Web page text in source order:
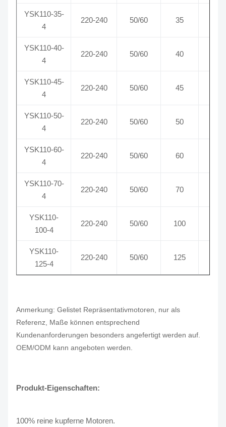
YSK110-35-
4
220-240 50/60 35
YSK110-40-
4
220-240 50/60 40
YSK110-45-
4
220-240 50/60 45
YSK110-50-
4
220-240 50/60 50
YSK110-60-
4
220-240 50/60 60
YSK110-70-
4
220-240 50/60 70
YSK110-
100-4
220-240 50/60 100
YSK110-
125-4
220-240 50/60 125
Anmerkung: Gelistet Repräsentativmotoren, nur als
Referenz, Maße können entsprechend
Kundenanforderungen besonders angefertigt werden auf.
OEM/ODM kann angeboten werden.
Produkt-Eigenschaften:
100% reine kupferne Motoren.